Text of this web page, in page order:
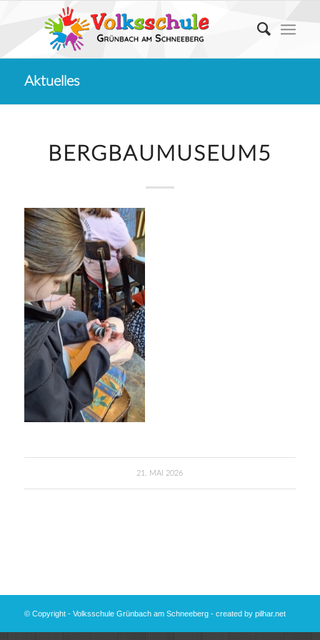
Aktuelles
BERGBAUMUSEUM5
21. MAI 2026
© Copyright - Volksschule Grünbach am Schneeberg - created by pilhar.net